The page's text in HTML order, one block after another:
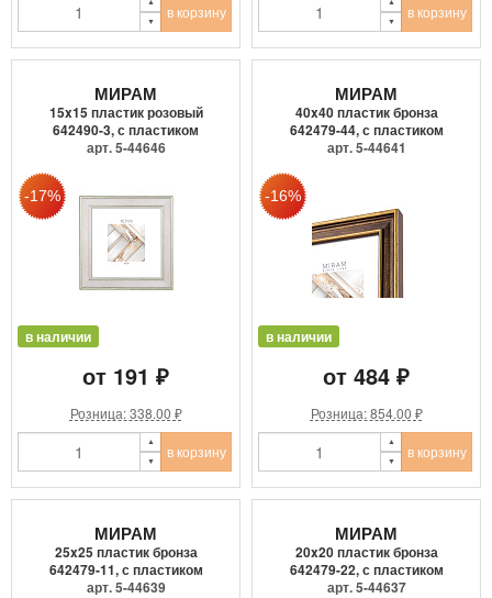
в корзину в корзину
МИРАМ
15x15 пластик розовый
642490-3, с пластиком
арт. 5-44646
в наличии
от 191 ₽
Розница: 338.00 ₽
в корзину
МИРАМ
40x40 пластик бронза
642479-44, с пластиком
арт. 5-44641
в наличии
от 484 ₽
Розница: 854.00 ₽
в корзину
МИРАМ
25x25 пластик бронза
642479-11, с пластиком
арт. 5-44639
МИРАМ
20x20 пластик бронза
642479-22, с пластиком
арт. 5-44637